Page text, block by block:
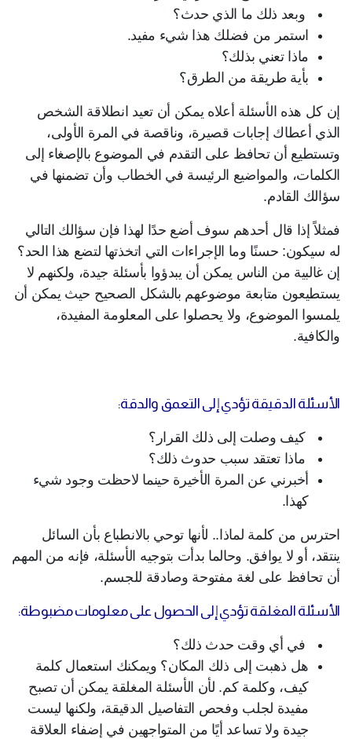
وبعد ذلك ما الذي حدث؟
استمر من فضلك هذا شيء مفيد.
ماذا تعني بذلك؟
بأية طريقة من الطرق؟
إن كل هذه الأسئلة أعلاه يمكن أن تعيد انطلاقة الشخص
الذي أعطاك إجابات قصيرة، وناقصة في المرة الأولى،
وتستطيع أن تحافظ على التقدم في الموضوع بالإصغاء إلى
الكلمات، والمواضيع الرئيسة في الخطاب وأن تضمنها في
سؤالك القادم.
فمثلاً إذا قال أحدهم سوف أضع حدًا لهذا فإن سؤالك التالي
له سيكون: حسنًا وما الإجراءات التي اتخذتها لتضع هذا الحد؟
إن غالبية من الناس يمكن أن يبدؤوا بأسئلة جيدة، ولكنهم لا
يستطيعون متابعة موضوعهم بالشكل الصحيح حيث يمكن أن
يلمسوا الموضوع، ولا يحصلوا على المعلومة المفيدة،
والكافية.
الأسئلة الدقيقة تؤدي إلى التعمق والدقة:
كيف وصلت إلى ذلك القرار؟
ماذا تعتقد سبب حدوث ذلك؟
أخبرني عن المرة الأخيرة حينما لاحظت وجود شيء
كهذا.
احترس من كلمة لماذا.. لأنها توحي بالانطباع بأن السائل
ينتقد، أو لا يوافق. وحالما بدأت بتوجيه الأسئلة، فإنه من المهم
أن تحافظ على لغة مفتوحة وصادقة للجسم.
الأسئلة المغلقة تؤدي إلى الحصول على معلومات مضبوطة:
في أي وقت حدث ذلك؟
هل ذهبت إلى ذلك المكان؟ ويمكنك استعمال كلمة
كيف، وكلمة كم. لأن الأسئلة المغلقة يمكن أن تصبح
مفيدة لجلب وفحص التفاصيل الدقيقة، ولكنها ليست
جيدة ولا تساعد أيًا من المتواجهين في إضفاء العلاقة